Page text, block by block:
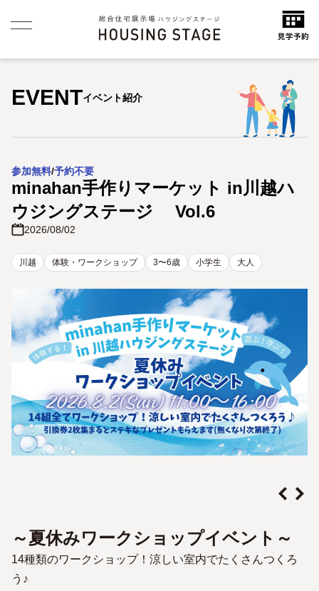
EVENTイベント紹介
参加無料/予約不要
minahan手作りマーケット in川越ハ
ウジングステージ Vol.6
2026/08/02
川越 体験・ワークショップ 3〜6歳 小学生 大人
～夏休みワークショップイベント～
14種類のワークショップ！涼しい室内でたくさんつくろ
う♪